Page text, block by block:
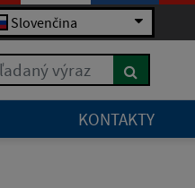
Slovenčina
výraz
KONTAKTY